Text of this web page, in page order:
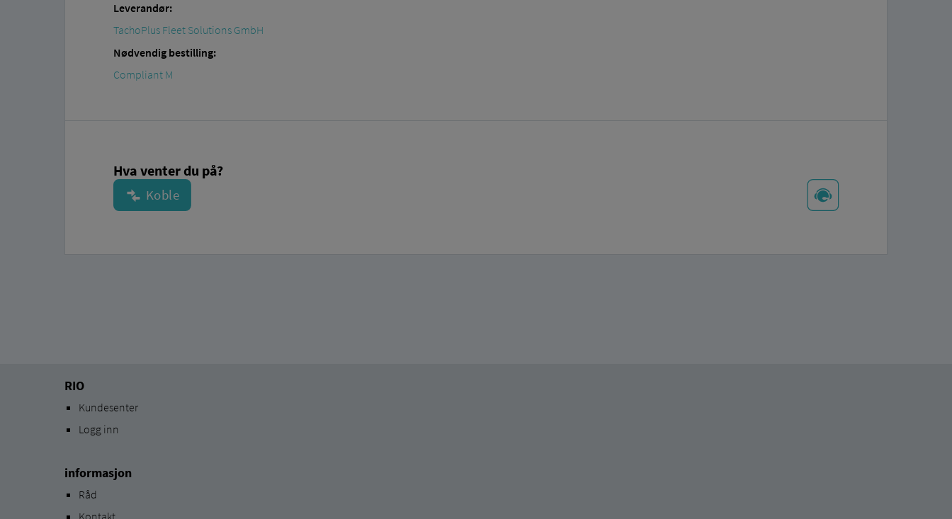
Leverandør:
TachoPlus Fleet Solutions GmbH
Nødvendig bestilling:
Compliant M
Hva venter du på?
RIO
Kundesenter
Logg inn
informasjon
Råd